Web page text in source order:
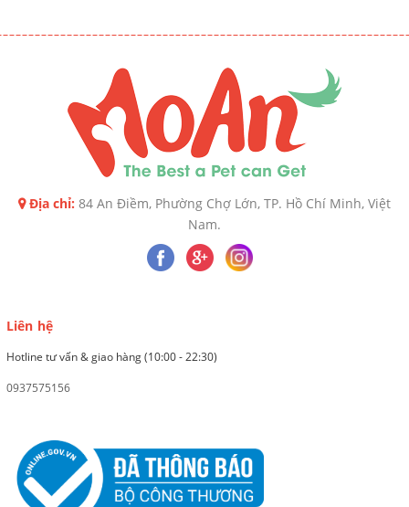
Địa chỉ: 84 An Điềm, Phường Chợ Lớn, TP. Hồ Chí Minh, Việt
Nam.
Liên hệ
Hotline tư vấn & giao hàng (10:00 - 22:30)
0937575156